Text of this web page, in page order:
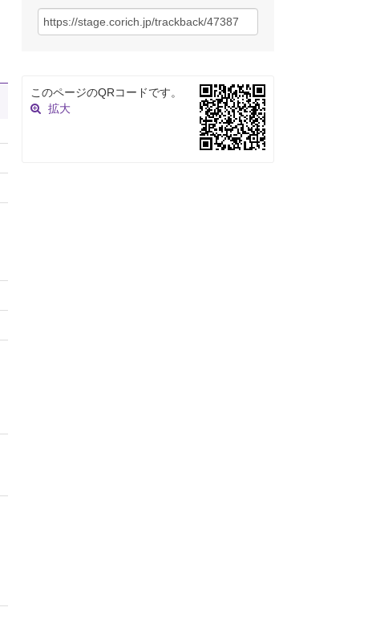
このページのQRコードです。
拡大